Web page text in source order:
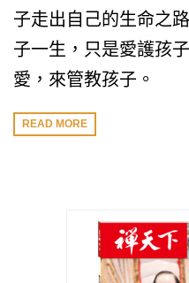
子走出自己的生命之
子一生，只是愛護孩
愛，來管教孩子。
READ MORE